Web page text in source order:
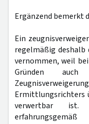
Ergänzend bemerkt
Ein
regelmäßig
vernommen, weil
Gründen
Ermittlungsrichters
verwertbar